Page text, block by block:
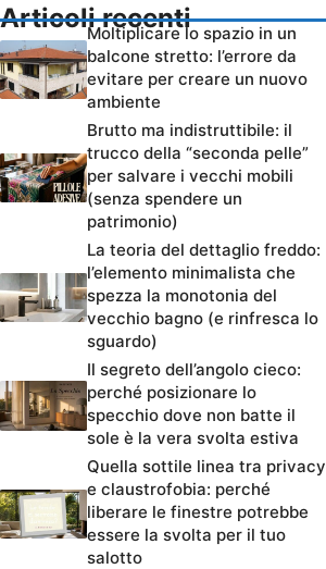
Articoli recenti
Moltiplicare lo spazio in un
balcone stretto: l’errore da
evitare per creare un nuovo
ambiente
Brutto ma indistruttibile: il
trucco della “seconda pelle”
per salvare i vecchi mobili
(senza spendere un
patrimonio)
La teoria del dettaglio freddo:
l’elemento minimalista che
spezza la monotonia del
vecchio bagno (e rinfresca lo
sguardo)
Il segreto dell’angolo cieco:
perché posizionare lo
specchio dove non batte il
sole è la vera svolta estiva
Quella sottile linea tra privacy
e claustrofobia: perché
liberare le finestre potrebbe
essere la svolta per il tuo
salotto